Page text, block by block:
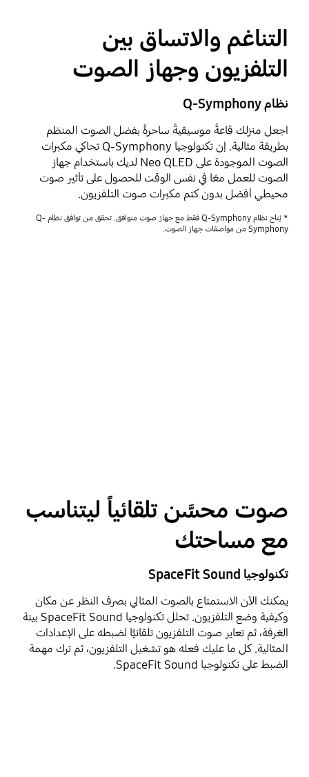
التناغم والاتساق بين
التلفزيون وجهاز الصوت
نظام Q-Symphony
اجعل منزلك قاعةً موسيقيةً ساحرةً بفضل الصوت المنظم
بطريقة مثالية. إن تكنولوجيا Q-Symphony تحاكي مكبرات
الصوت الموجودة على Neo QLED لديك باستخدام جهاز
الصوت للعمل معًا في نفس الوقت للحصول على تأثير صوت
محيطي أفضل بدون كتم مكبرات صوت التلفزيون.
* يُتاح نظام Q-Symphony فقط مع جهاز صوت متوافق. تحقق من توافق نظام Q-
Symphony من مواصفات جهاز الصوت.
صوت محسَّن تلقائياً ليتناسب
مع مساحتك
تكنولوجيا SpaceFit Sound
يمكنك الآن الاستمتاع بالصوت المثالي بصرف النظر عن مكان
وكيفية وضع التلفزيون. تحلل تكنولوجيا SpaceFit Sound بيئة
الغرفة، ثم تعاير صوت التلفزيون تلقائيًّا لضبطه على الإعدادات
المثالية. كل ما عليك فعله هو تشغيل التلفزيون، ثم ترك مهمة
الضبط على تكنولوجيا SpaceFit Sound.